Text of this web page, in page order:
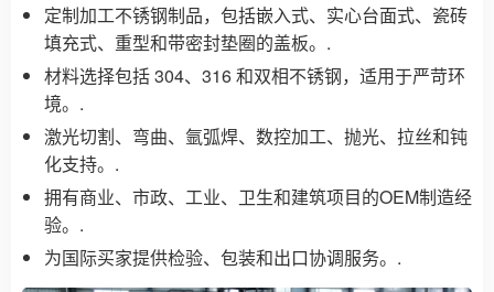
定制加工不锈钢制品，包括嵌入式、实心台面式、瓷砖
填充式、重型和带密封垫圈的盖板。.
材料选择包括 304、316 和双相不锈钢，适用于严苛环
境。.
激光切割、弯曲、氩弧焊、数控加工、抛光、拉丝和钝
化支持。.
拥有商业、市政、工业、卫生和建筑项目的OEM制造经
验。.
为国际买家提供检验、包装和出口协调服务。.